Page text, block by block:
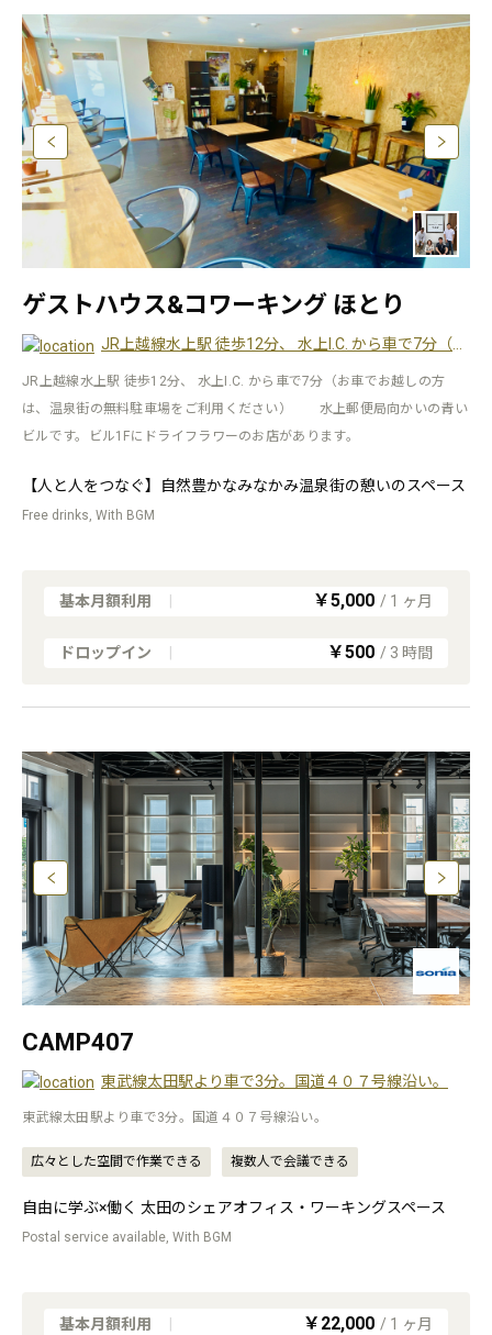
ゲストハウス&コワーキング ほとり
JR上越線水上駅 徒歩12分、 水上I.C. から車で7分（お車でお越しの方は、温泉街の無料駐車場をご利用ください） 水上郵便局向かいの青いビルです。ビル1Fにドライフラワーのお店があります。
JR上越線水上駅 徒歩12分、 水上I.C. から車で7分（お車でお越しの方
は、温泉街の無料駐車場をご利用ください） 水上郵便局向かいの青い
ビルです。ビル1Fにドライフラワーのお店があります。
【人と人をつなぐ】自然豊かなみなかみ温泉街の憩いのスペース
Free drinks, With BGM
基本月額利用 ￥5,000 / 1 ヶ月
ドロップイン ￥500 / 3 時間
CAMP407
東武線太田駅より車で3分。国道４０７号線沿い。
東武線太田駅より車で3分。国道４０７号線沿い。
広々とした空間で作業できる 複数人で会議できる
自由に学ぶ×働く 太田のシェアオフィス・ワーキングスペース
Postal service available, With BGM
基本月額利用 | ￥22,000 / 1 ヶ月